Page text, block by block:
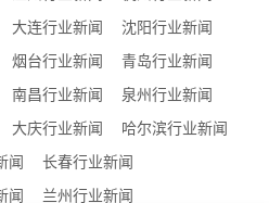
大连行业新闻
沈阳行业新闻
烟台行业新闻
青岛行业新闻
南昌行业新闻
泉州行业新闻
大庆行业新闻
哈尔滨行业新闻
闻
长春行业新闻
闻 兰州行业新闻